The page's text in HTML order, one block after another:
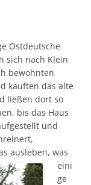
Ostdeutsche
sich nach Klein
bewohnten
kauften das alte
ließen dort so
bis das Haus
und
ausleben, was
eini
ge